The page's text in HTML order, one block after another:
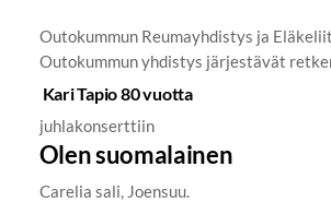
Outokummun Reumayhdistys ja
Outokummun yhdistys järjestävät
Kari Tapio 80 vuotta
juhlakonserttiin
Olen suomalainen
Carelia sali, Joensuu.